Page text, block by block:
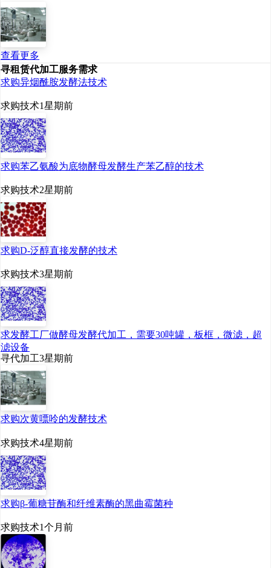
查看更多
寻租赁代加工服务需求
求购异烟酰胺发酵法技术
求购技术1星期前
求购苯乙氨酸为底物酵母发酵生产苯乙醇的技术
求购技术2星期前
求购D-泛醇直接发酵的技术
求购技术3星期前
求发酵工厂做酵母发酵代加工，需要30吨罐，板框，微滤，超
滤设备
寻代加工3星期前
求购次黄嘌呤的发酵技术
求购技术4星期前
求购β-葡糖苷酶和纤维素酶的黑曲霉菌种
求购技术1个月前